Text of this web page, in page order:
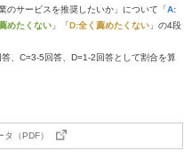
のサービスを推奨したいか」について「A:
めたくない 」「D:全く薦めたくない 」の4段
、C=3-5回答、D=1-2回答として割合を算
（PDF）